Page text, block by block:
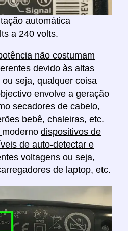
automática
a 240 volts.
não costumam
devido às altas
seja, qualquer coisa
envolve a geração
secadores de cabelo,
bebê, chaleiras, etc.
moderno dispositivos de
de auto-detectar e
voltagens ou seja,
de laptop, etc.